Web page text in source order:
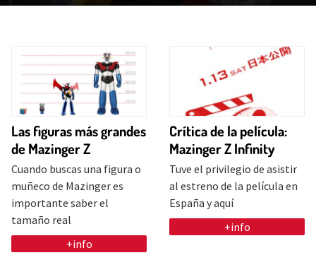
Las figuras más grandes
de Mazinger Z
Cuando buscas una figura o
muñeco de Mazinger es
importante saber el
tamaño real
+info
Crítica de la película:
Mazinger Z Infinity
Tuve el privilegio de asistir
al estreno de la película en
España y aquí
+info